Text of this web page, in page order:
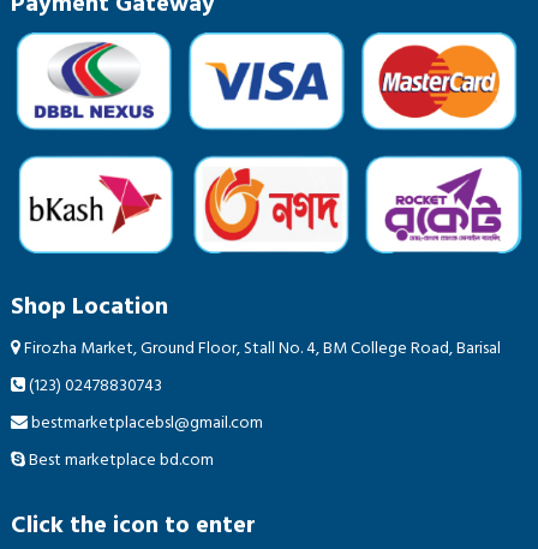
Shop Location
Firozha Market, Ground Floor, Stall No. 4, BM College Road, Barisal
(123) 02478830743
bestmarketplacebsl@gmail.com
Best marketplace bd.com
Click the icon to enter